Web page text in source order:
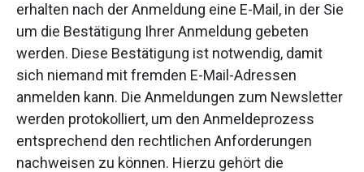
erhalten nach der Anmeldung eine E-Mail, in der Sie
um die Bestätigung Ihrer Anmeldung gebeten
werden. Diese Bestätigung ist notwendig, damit
sich niemand mit fremden E-Mail-Adressen
anmelden kann. Die Anmeldungen zum Newsletter
werden protokolliert, um den Anmeldeprozess
entsprechend den rechtlichen Anforderungen
nachweisen zu können. Hierzu gehört die